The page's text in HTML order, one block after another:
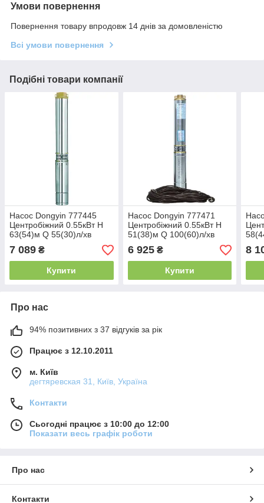
Умови повернення
Повернення товару впродовж 14 днів за домовленістю
Всі умови повернення
Подібні товари компанії
Насос Dongyin 777445
Центробіжний 0.55кВт H
63(54)м Q 55(30)л/хв
Ø102мм 40м кабелю
(4SEm2/9)
7 089 ₴
Купити
Насос Dongyin 777471
Центробіжний 0.55кВт H
51(38)м Q 100(60)л/хв
Ø102мм 30м кабелю
(4SEm4/7)
6 925₴
Купити
8
Про нас
94% позитивних з 37 відгуків за рік
Працює з 12.10.2011
м. Київ
дегтяревская 31, Київ, Україна
Контакти
Сьогодні працює з 10:00 до 12:00
Показати весь графік роботи
Про нас
Контакти